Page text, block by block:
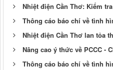
Nhiệt điện Cần Thơ: Kiểm
Thông cáo báo chí về tình
Nhiệt điện Cần Thơ lan tỏa
Nâng cao ý thức về PCCC -
Thông cáo báo chí về tình